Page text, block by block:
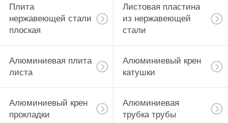
Плита
нержавеющей стали
плоская
Листовая пластина
из нержавеющей
стали
Алюминиевая плита
листа
Алюминиевый крен
катушки
Алюминиевый крен
прокладки
Алюминиевая
трубка трубы